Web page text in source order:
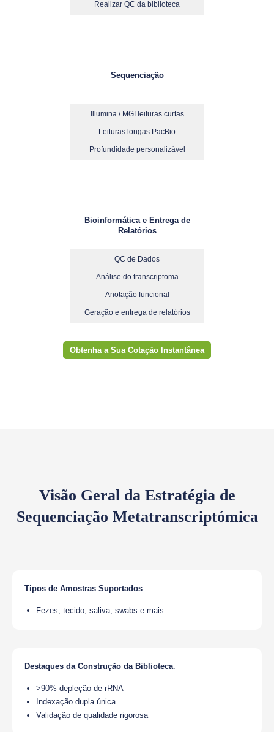
Realizar QC da biblioteca
Sequenciação
Illumina / MGI leituras curtas
Leituras longas PacBio
Profundidade personalizável
Bioinformática e Entrega de
Relatórios
QC de Dados
Análise do transcriptoma
Anotação funcional
Geração e entrega de relatórios
Obtenha a Sua Cotação Instantânea
Visão Geral da Estratégia de
Sequenciação Metatranscriptómica
Tipos de Amostras Suportados:
Fezes, tecido, saliva, swabs e mais
Destaques da Construção da Biblioteca:
>90% depleção de rRNA
Indexação dupla única
Validação de qualidade rigorosa